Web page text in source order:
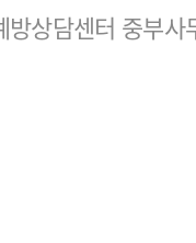
상담센터 중부